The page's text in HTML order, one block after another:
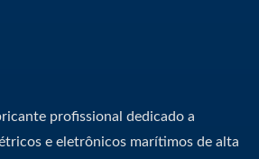
profissional dedicado a
e eletrônicos marítimos de alta